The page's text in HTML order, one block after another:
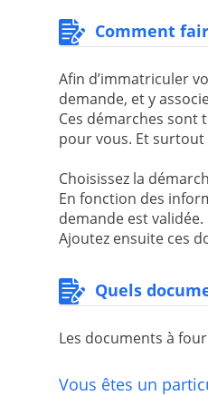
Comment
Afin d’immatriculer
demande, et y
Ces démarches sont
pour vous. Et
Choisissez la
En fonction des
demande est
Ajoutez ensuite ces
Quels
Les documents à
Vous êtes un